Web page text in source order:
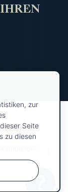
zur
Seite
zu diesen